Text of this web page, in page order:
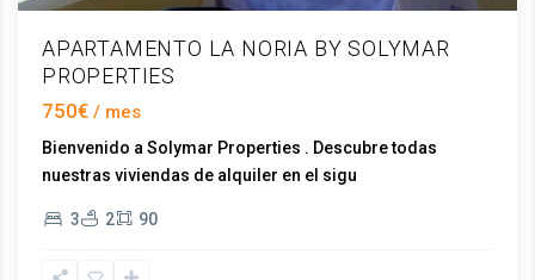
APARTAMENTO LA NORIA BY SOLYMAR
PROPERTIES
750€
Bienvenido a Solymar Properties . Descubre todas
nuestras viviendas de alquiler en el sigu
3 2 90
del